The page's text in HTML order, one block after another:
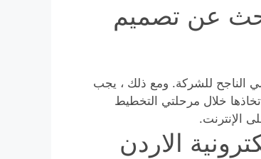
عن تصميم
الناجح للشركة. ومع ذلك ، يجب
خلال مرحلتي التخطيط
الإنترنت.
الاردن